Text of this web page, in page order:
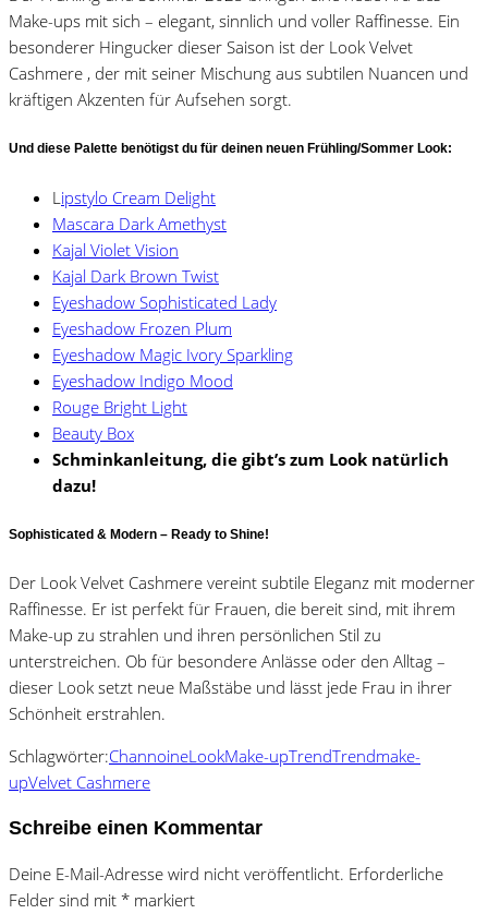
Make-ups mit sich – elegant, sinnlich und voller Raffinesse. Ein
besonderer Hingucker dieser Saison ist der Look Velvet
Cashmere , der mit seiner Mischung aus subtilen Nuancen und
kräftigen Akzenten für Aufsehen sorgt.
Und diese Palette benötigst du für deinen neuen Frühling/Sommer Look:
L ipstylo Cream Delight
Mascara Dark Amethyst
Kajal Violet Vision
Kajal Dark Brown Twist
Eyeshadow Sophisticated Lady
Eyeshadow Frozen Plum
Eyeshadow Magic Ivory Sparkling
Eyeshadow Indigo Mood
Rouge Bright Light
Beauty Box
Schminkanleitung, die gibt’s zum Look natürlich
dazu!
Sophisticated & Modern – Ready to Shine!
Der Look Velvet Cashmere vereint subtile Eleganz mit moderner
Raffinesse. Er ist perfekt für Frauen, die bereit sind, mit ihrem
Make-up zu strahlen und ihren persönlichen Stil zu
unterstreichen. Ob für besondere Anlässe oder den Alltag –
dieser Look setzt neue Maßstäbe und lässt jede Frau in ihrer
Schönheit erstrahlen.
Schlagwörter:ChannoineLookMake-upTrendTrendmake-
upVelvet Cashmere
Schreibe einen Kommentar
Deine E-Mail-Adresse wird nicht veröffentlicht. Erforderliche
Felder sind mit * markiert